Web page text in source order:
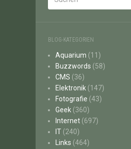
BLOG-KATEGORIEN
Aquarium (11)
Buzzwords (58)
CMS (36)
Elektronik (147)
Fotografie (43)
Geek (360)
Internet (697)
IT (240)
Links (464)